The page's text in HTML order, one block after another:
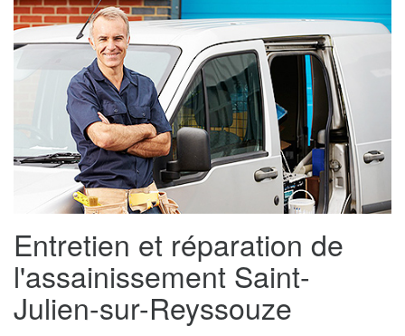
Entretien et réparation de
l'assainissement Saint-
Julien-sur-Reyssouze